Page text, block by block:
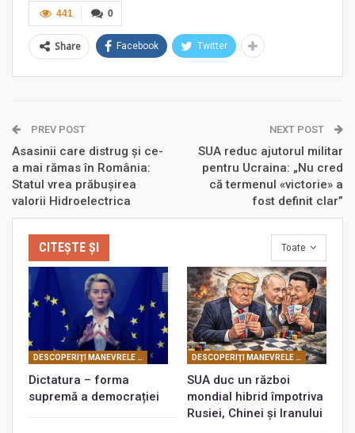
0
441
Share Facebook Twitter
PREV POST
Asasinii care distrug și ce-
a mai rămas în România:
Statul vrea prăbușirea
valorii Hidroelectrica
NEXT POST
SUA reduc ajutorul militar
pentru Ucraina: „Nu cred
că termenul «victorie» a
fost definit clar”
Toate
CITEȘTE ȘI
DESCOPERIŢI MANEVRELE FRANCMASONERIEI
Dictatura – forma
supremă a democrației
DESCOPERIŢI MANEVRELE FRANCMASONERIEI
SUA duc un război
mondial hibrid împotriva
Rusiei, Chinei și Iranului